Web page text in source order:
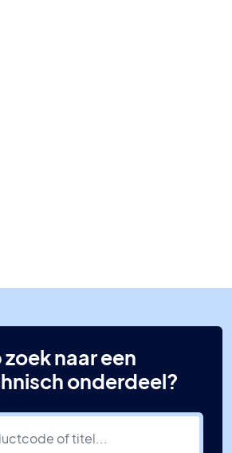
zoek naar een
onderdeel?